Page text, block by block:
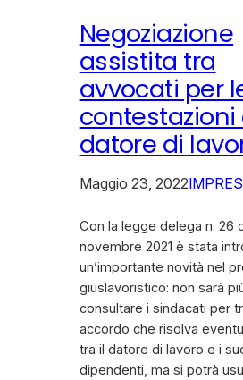
Negoziazione
assistita tra
avvocati per
contestazioni
datore di
Maggio 23, 2022
Con la legge delega n. 26
novembre 2021 è stata
un’importante novità nel
giuslavoristico: non sarà
consultare i sindacati per
accordo che risolva
tra il datore di lavoro e i
dipendenti, ma si potrà